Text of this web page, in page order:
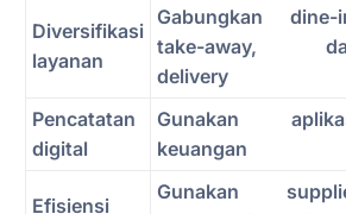
Diversifikasi
layanan
Gabungkan dine-
take-away,
delivery
Pencatatan
digital
Gunakan
keuangan
Efisiensi
Gunakan